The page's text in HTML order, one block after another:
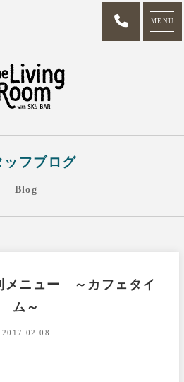
MENU
ッフブログ
Blog
メニュー ～カフェタイ
ム～
2017.02.08